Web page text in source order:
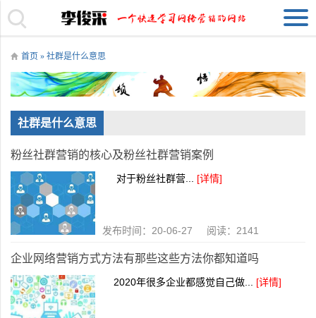
首页 » 社群是什么意思
社群是什么意思
粉丝社群营销的核心及粉丝社群营销案例
对于粉丝社群营... [详情]
发布时间：20-06-27 阅读：2141
企业网络营销方式方法有那些这些方法你都知道吗
2020年很多企业都感觉自己做... [详情]